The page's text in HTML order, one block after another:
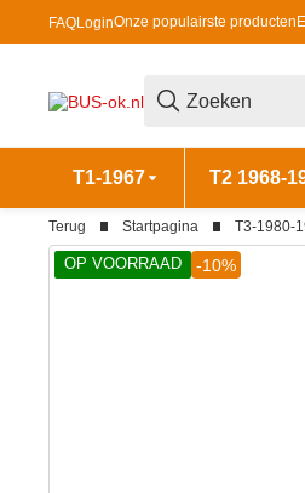
FAQLoginOnze populairste producten
T1-1967 T2 1968-
Terug Startpagina T3-1980-
OP VOORRAAD -10%